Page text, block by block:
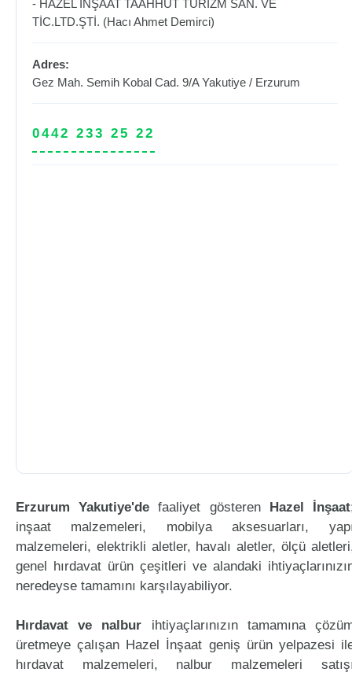
- HAZEL İNŞAAT TAAHHÜT TURİZM SAN. VE
TİC.LTD.ŞTİ. (Hacı Ahmet Demirci)
Adres:
Gez Mah. Semih Kobal Cad. 9/AYakutiye / Erzurum
0442 233 25 22
Erzurum Yakutiye'de faaliyet gösteren Hazel İnşaat
inşaat malzemeleri, mobilya aksesuarları,
malzemeleri, elektrikli aletler, havalı aletler, ölçü
genel hırdavat ürün çeşitleri ve alandaki
neredeyse tamamını karşılayabiliyor.
Hırdavat ve nalbur ihtiyaçlarınızın tamamına
üretmeye çalışan Hazel İnşaat geniş ürün yelpazesi
hırdavat malzemeleri, nalbur malzemeleri